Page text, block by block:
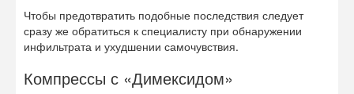
Чтобы предотвратить подобные последствия следует
сразу же обратиться к специалисту при обнаружении
инфильтрата и ухудшении самочувствия.
Компрессы с «Димексидом»